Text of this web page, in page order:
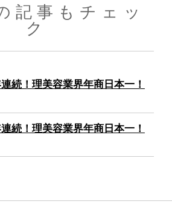
記事もチェッ
ク
続！理美容業界年商日本一！
続！理美容業界年商日本一！